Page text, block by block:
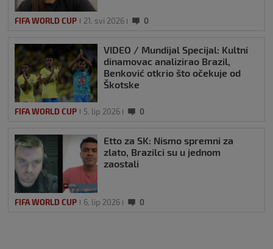
FIFA WORLD CUP 21. svi 2026 0
VIDEO / Mundijal Specijal: Kultni
dinamovac analizirao Brazil,
Benković otkrio što očekuje od
Škotske
FIFA WORLD CUP 5. lip 2026 0
Etto za SK: Nismo spremni za
zlato, Brazilci su u jednom
zaostali
FIFA WORLD CUP 6. lip 2026 0